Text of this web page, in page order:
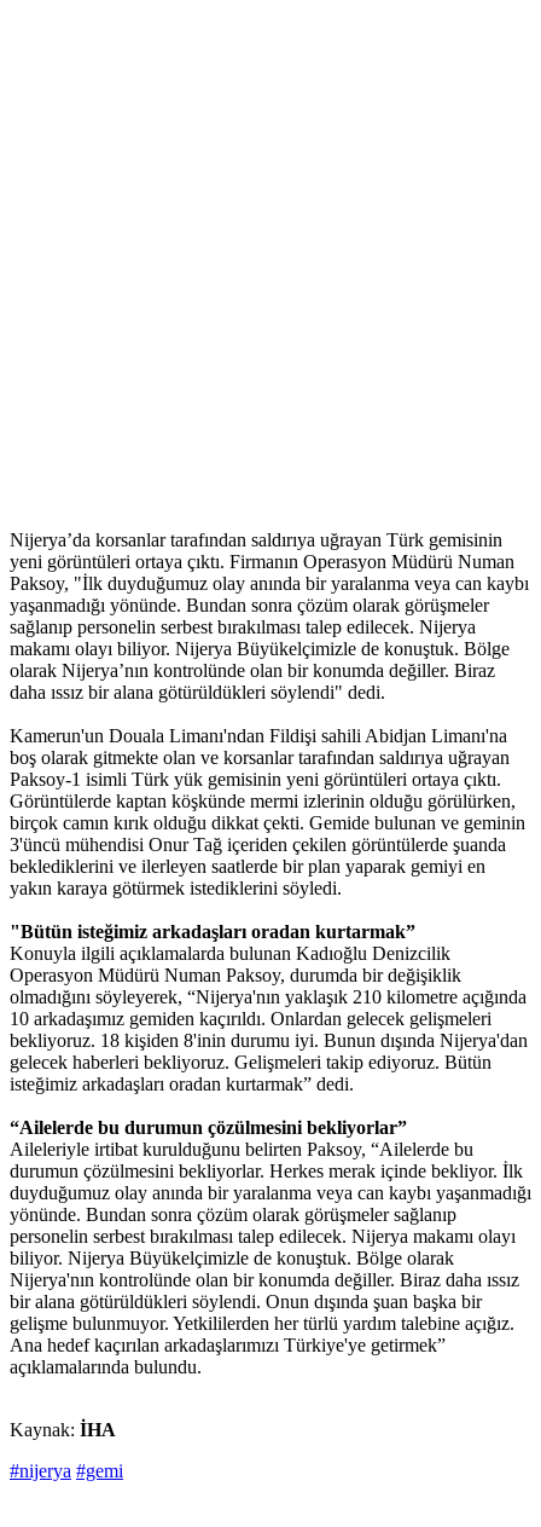
Nijerya’da korsanlar tarafından saldırıya uğrayan Türk gemisinin
yeni görüntüleri ortaya çıktı. Firmanın Operasyon Müdürü Numan
Paksoy, "İlk duyduğumuz olay anında bir yaralanma veya can kaybı
yaşanmadığı yönünde. Bundan sonra çözüm olarak görüşmeler
sağlanıp personelin serbest bırakılması talep edilecek. Nijerya
makamı olayı biliyor. Nijerya Büyükelçimizle de konuştuk. Bölge
olarak Nijerya’nın kontrolünde olan bir konumda değiller. Biraz
daha ıssız bir alana götürüldükleri söylendi" dedi.
Kamerun'un Douala Limanı'ndan Fildişi sahili Abidjan Limanı'na
boş olarak gitmekte olan ve korsanlar tarafından saldırıya uğrayan
Paksoy-1 isimli Türk yük gemisinin yeni görüntüleri ortaya çıktı.
Görüntülerde kaptan köşkünde mermi izlerinin olduğu görülürken,
birçok camın kırık olduğu dikkat çekti. Gemide bulunan ve geminin
3'üncü mühendisi Onur Tağ içeriden çekilen görüntülerde şuanda
beklediklerini ve ilerleyen saatlerde bir plan yaparak gemiyi en
yakın karaya götürmek istediklerini söyledi.
"Bütün isteğimiz arkadaşları oradan kurtarmak”
Konuyla ilgili açıklamalarda bulunan Kadıoğlu Denizcilik
Operasyon Müdürü Numan Paksoy, durumda bir değişiklik
olmadığını söyleyerek, “Nijerya'nın yaklaşık 210 kilometre açığında
10 arkadaşımız gemiden kaçırıldı. Onlardan gelecek gelişmeleri
bekliyoruz. 18 kişiden 8'inin durumu iyi. Bunun dışında Nijerya'dan
gelecek haberleri bekliyoruz. Gelişmeleri takip ediyoruz. Bütün
isteğimiz arkadaşları oradan kurtarmak” dedi.
“Ailelerde bu durumun çözülmesini bekliyorlar”
Aileleriyle irtibat kurulduğunu belirten Paksoy, “Ailelerde bu
durumun çözülmesini bekliyorlar. Herkes merak içinde bekliyor. İlk
duyduğumuz olay anında bir yaralanma veya can kaybı yaşanmadığı
yönünde. Bundan sonra çözüm olarak görüşmeler sağlanıp
personelin serbest bırakılması talep edilecek. Nijerya makamı olayı
biliyor. Nijerya Büyükelçimizle de konuştuk. Bölge olarak
Nijerya'nın kontrolünde olan bir konumda değiller. Biraz daha ıssız
bir alana götürüldükleri söylendi. Onun dışında şuan başka bir
gelişme bulunmuyor. Yetkililerden her türlü yardım talebine açığız.
Ana hedef kaçırılan arkadaşlarımızı Türkiye'ye getirmek”
açıklamalarında bulundu.
Kaynak: İHA
#nijerya #gemi